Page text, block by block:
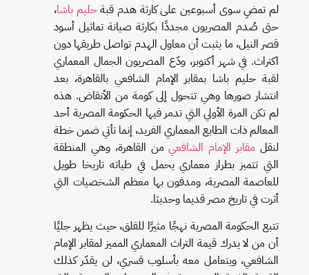
لم تمضِ سوى أسبوعين على كارثة هدم قبةحليم باشا،
حتى صُدم المصريون مجددًا بكارثة صيانة تماثيل أسود
قصر النيل، ما يثبت أن معاول الهدم تواصل طريقها دون
اكتراث. في شهر أكتوبر، ودّع المصريون الجمال المعماري
لقبة حليم باشا بمقابر الإمام الشافعي بالقاهرة، بعد
انتشار صورها وهي تتحول إلى كومة من الأنقاض. هذه
لم تكن المرة الأولي التي تدمر فيها الحكومة المصرية أحد
المعالم ذات الطابع المعماري الفريد، إنما تأتي ضمن خطة
لنقل مقابر الإمام الشافعيمن القاهرة، وهي المنطقة
التي تتميز بطراز معماري يحمل في طياته تاريخا طويل
للعاصمة المصرية، ومدفون بها معظم الشخصيات التي
أثرت في تاريخ مصر قديما وحديثا.
تتبع الحكومة المصرية نهجًا مثيرًا للقلق، حيث يظهر جليًا
أن من لا يدرك قيمة التراث المعماري المميز لمقابر الإمام
الشافعي، ويتعامل معه بأسلوب قسري، لن يقدّر كذلك